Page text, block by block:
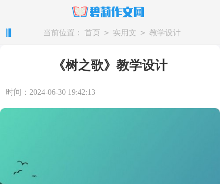
当前位置： 首页 > 实用文 > 教学设计
《树之歌》教学设计
时间：2024-06-30 19:42:13